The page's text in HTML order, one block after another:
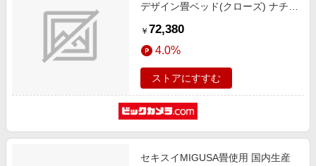
デザイン畳ベッド(クローズ) ナチュ
サイズ]
￥ 72,380
4.0%
ストアにすすむ
セキスイMIGUSA畳使用 国内生産